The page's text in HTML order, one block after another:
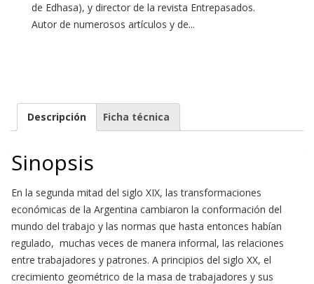
de Edhasa), y director de la revista Entrepasados.
Autor de numerosos artículos y de...
Descripción Ficha técnica
Sinopsis
En la segunda mitad del siglo XIX, las transformaciones
económicas de la Argentina cambiaron la conformación del
mundo del trabajo y las normas que hasta entonces habían
regulado, muchas veces de manera informal, las relaciones
entre trabajadores y patrones. A principios del siglo XX, el
crecimiento geométrico de la masa de trabajadores y sus